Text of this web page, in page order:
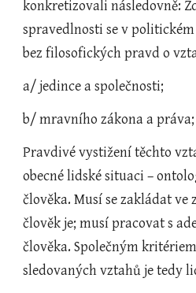
konkretizovali následovně:
spravedlnosti se v
bez filosofických pravd o
a/ jedince a společnosti;
b/ mravního zákona a práva;
Pravdivé vystižení těchto
obecné lidské situaci –
člověka. Musí se zakládat
člověk je; musí pracovat s
člověka. Společným
sledovaných vztahů je tedy